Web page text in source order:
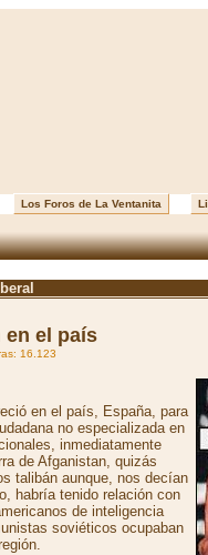
Los Foros de La Ventanita
en el país
16.123
en el país, España, para
no especializada en
inmediatamente
de Afganistan, quizás
talibán aunque, nos decían
habría tenido relación con
de inteligencia
soviéticos ocupaban